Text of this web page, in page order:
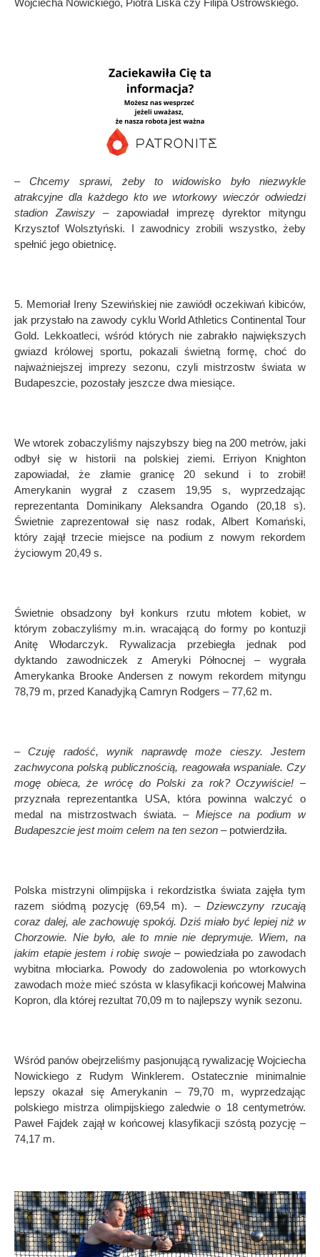
Wojciecha Nowickiego, Piotra Liska czy Filipa Ostrowskiego.
– Chcemy sprawi, żeby to widowisko było niezwykle
atrakcyjne dla każdego kto we wtorkowy wieczór odwiedzi
stadion Zawiszy – zapowiadał imprezę dyrektor mityngu
Krzysztof Wolsztyński. I zawodnicy zrobili wszystko, żeby
spełnić jego obietnicę.
5. Memoriał Ireny Szewińskiej nie zawiódł oczekiwań kibiców,
jak przystało na zawody cyklu World Athletics Continental Tour
Gold. Lekkoatleci, wśród których nie zabrakło największych
gwiazd królowej sportu, pokazali świetnąformę, choć do
najważniejszej imprezy sezonu, czyli mistrzostw świata w
Budapeszcie, pozostały jeszcze dwa miesiące.
We wtorek zobaczyliśmy najszybszy bieg na 200 metrów, jaki
odbył się w historii na polskiej ziemi. Erriyon Knighton
zapowiadał, że złamie granicę 20 sekund i to zrobił!
Amerykanin wygrał z czasem 19,95 s, wyprzedzając
reprezentanta Dominikany Aleksandra Ogando (20,18 s).
Świetnie zaprezentował się nasz rodak, Albert Komański,
który zajął trzecie miejsce na podium z nowym rekordem
życiowym 20,49 s.
Świetnie obsadzony był konkurs rzutu młotem kobiet, w
którym zobaczyliśmy m.in. wracającą do formy po kontuzji
Anitę Włodarczyk. Rywalizacja przebiegła jednak pod
dyktando zawodniczek z Ameryki Północnej – wygrała
Amerykanka Brooke Andersen z nowym rekordem mityngu
78,79 m, przed Kanadyjką Camryn Rodgers – 77,62 m.
– Czuję radość, wynik naprawdę może cieszy. Jestem
zachwycona polską publicznością, reagowała wspaniale. Czy
mogę obieca, że wrócę do Polski za rok? Oczywiście! –
przyznała reprezentantka USA, która powinna walczyć o
medal na mistrzostwach świata. –Miejsce na podium w
Budapeszcie jest moim celem na ten sezon – potwierdziła.
Polska mistrzyni olimpijska i rekordzistka świata zajęła tym
razem siódmą pozycję (69,54 m). –Dziewczyny rzucają
coraz dalej, ale zachowuję spokój. Dziś miało być lepiej niż w
Chorzowie. Nie było, ale to mnie nie deprymuje. Wiem, na
jakim etapie jestem i robię swoje– powiedziała po zawodach
wybitna młociarka. Powody do zadowolenia po wtorkowych
zawodach może mieć szósta w klasyfikacji końcowej Malwina
Kopron, dla której rezultat 70,09 m to najlepszy wynik sezonu.
Wśród panów obejrzeliśmy pasjonującą rywalizację Wojciecha
Nowickiego z Rudym Winklerem. Ostatecznie minimalnie
lepszy okazał się Amerykanin – 79,70 m, wyprzedzając
polskiego mistrza olimpijskiego zaledwie o 18 centymetrów.
Paweł Fajdek zajął w końcowej klasyfikacji szóstą pozycję –
74,17 m.